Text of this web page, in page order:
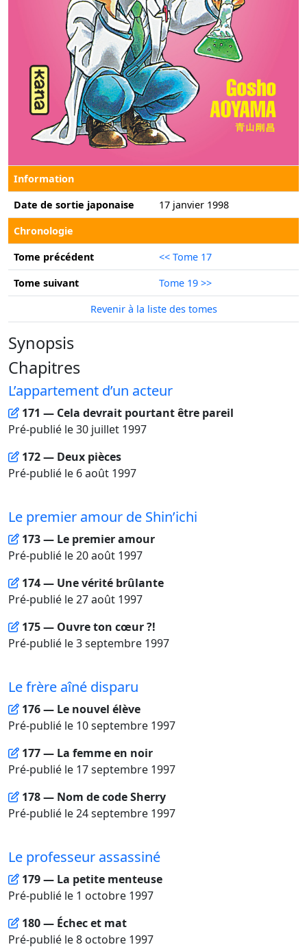
Synopsis
Chapitres
L’appartement d’un acteur
171 — Cela devrait pourtant être pareil
Pré-publié le 30 juillet 1997
172 — Deux pièces
Pré-publié le 6 août 1997
Le premier amour de Shin’ichi
173 — Le premier amour
Pré-publié le 20 août 1997
174 — Une vérité brûlante
Pré-publié le 27 août 1997
175 — Ouvre ton cœur ?!
Pré-publié le 3 septembre 1997
Le frère aîné disparu
176 — Le nouvel élève
Pré-publié le 10 septembre 1997
177 — La femme en noir
Pré-publié le 17 septembre 1997
178 — Nom de code Sherry
Pré-publié le 24 septembre 1997
Le professeur assassiné
179 — La petite menteuse
Pré-publié le 1 octobre 1997
180 — Échec et mat
Pré-publié le 8 octobre 1997
Information
Date de sortie japonaise
17 janvier 1998
Chronologie
Tome précédent
<< Tome 17
Tome suivant
Tome 19 >>
Revenir à la liste des tomes